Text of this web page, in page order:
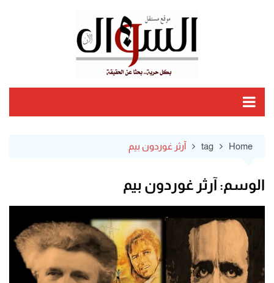
Home
tag آرثر غوردون بيم
الوسم: آرثر غوردون بيم